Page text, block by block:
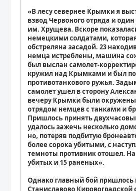
«В лесу севернее Крымки я
взвод Червоного отряда и
им. Хрущева. Вскоре
немецкими солдатами,
обстреляна засадой. 23
немца истреблены, машина
был выслан самолет-
кружил над Крымками и был
противотанкового ружья.
самолет ушел в сторону
вечеру Крымки были
отрядом немцев с танками и
Пришлось принять
удалось зажечь несколько
но, потеряв подбитую
более сорока убитыми, с
темноты противник отошел.
убитых и 15 раненых».
Однако главный бой пришлось
Станиславово Кировоградской